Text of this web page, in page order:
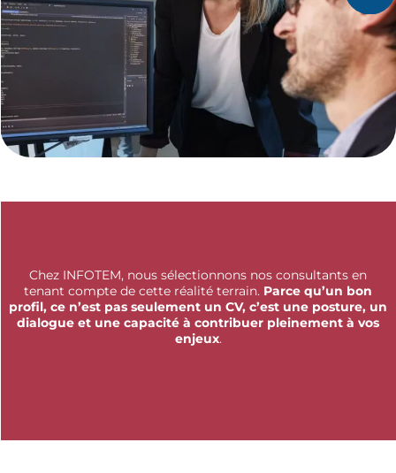
Chez INFOTEM, nous sélectionnons nos consultants en
tenant compte de cette réalité terrain. Parce qu’un bon
profil, ce n’est pas seulement un CV, c’est une posture, un
dialogue et une capacité à contribuer pleinement à vos
enjeux.